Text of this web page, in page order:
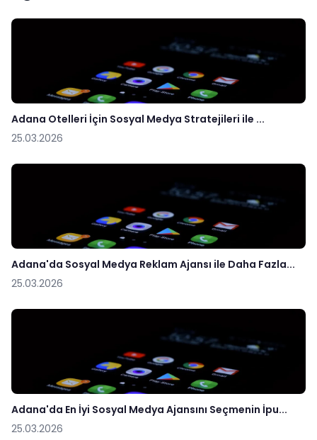
Adana Otelleri İçin Sosyal Medya Stratejileri ile ...
25.03.2026
Adana'da Sosyal Medya Reklam Ajansı ile Daha Fazla...
25.03.2026
Adana'da En İyi Sosyal Medya Ajansını Seçmenin İpu...
25.03.2026